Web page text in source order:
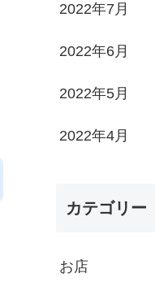
2022年7月
2022年6月
2022年5月
2022年4月
カテゴリー
お店